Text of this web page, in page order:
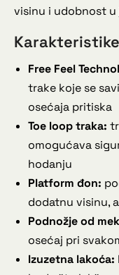
visinu i udobnost u
Free Feel
trake koje se
osećaja pritiska
Toe loop traka:
omogućava
hodanju
Platform đon:
dodatnu visinu,
Podnožje od
osećaj pri
Izuzetna lakoća: